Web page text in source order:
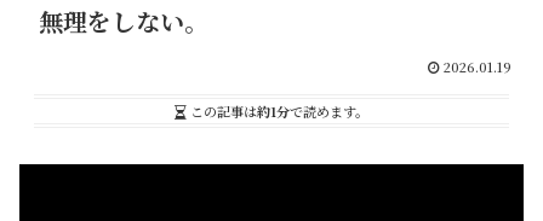
無理をしない。
2026.01.19
この記事は約1分で読めます。